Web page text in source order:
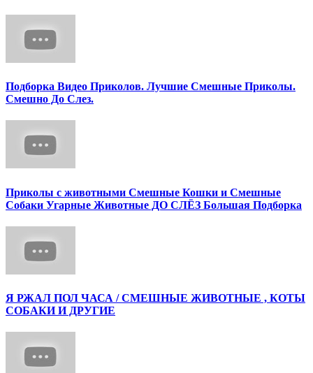
Подборка Видео Приколов. Лучшие Смешные Приколы.
Смешно До Слез.
Приколы с животными Смешные Кошки и Смешные
Собаки Угарные Животные ДО СЛЁЗ Большая Подборка
Я РЖАЛ ПОЛ ЧАСА / СМЕШНЫЕ ЖИВОТНЫЕ , КОТЫ
СОБАКИ И ДРУГИЕ